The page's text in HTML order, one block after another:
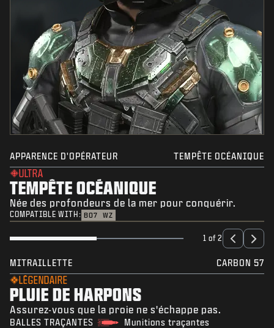
APPARENCE D'OPÉRATEUR TEMPÊTE OCÉANIQUE
ULTRA
TEMPÊTE OCÉANIQUE
Née des profondeurs de la mer pour conquérir.
COMPATIBLE WITH: BO7 WZ
1 of 2
MITRAILLETTE CARBON 57
LÉGENDAIRE
PLUIE DE HARPONS
Assurez-vous que la proie ne s'échappe pas.
BALLES TRAÇANTES
Munitions traçantes